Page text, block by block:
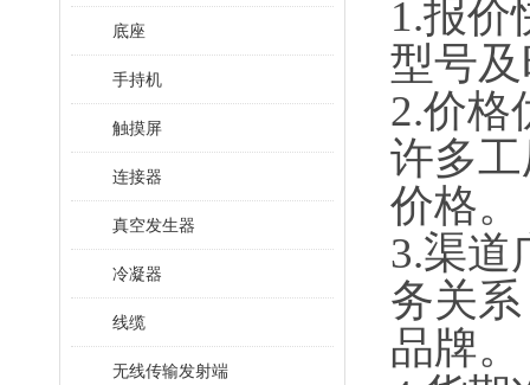
底座
手持机
触摸屏
连接器
真空发生器
冷凝器
线缆
无线传输发射端
1.报价
型号
2.价格
许多
价格
3.渠道
务关
品牌